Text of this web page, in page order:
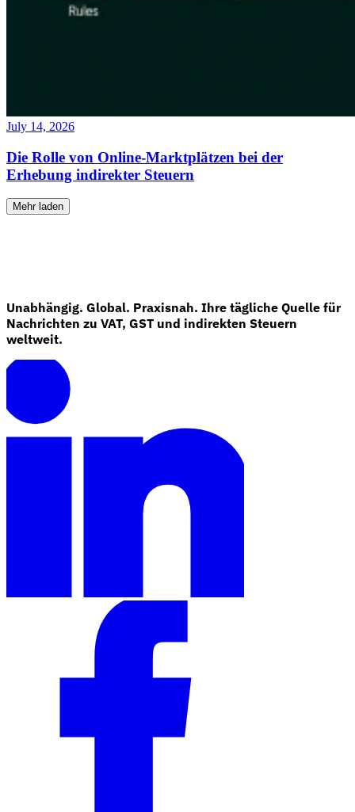
July 14, 2026
Die Rolle von Online-Marktplätzen bei der
Erhebung indirekter Steuern
Mehr laden
Unabhängig. Global. Praxisnah. Ihre tägliche Quelle für
Nachrichten zu VAT, GST und indirekten Steuern
weltweit.